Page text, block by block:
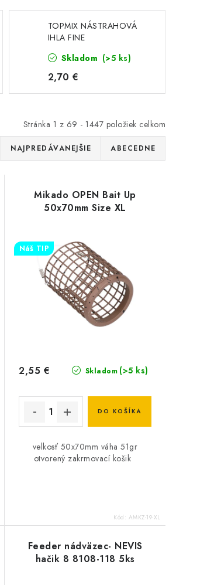
TOPMIX NÁSTRAHOVÁ
IHLA FINE
trň,nástrahovy osteň) -
7MM
Skladom (>5 ks)
2,70 €
Stránka 1 z 69 - 1447 položiek celkom
NAJPREDÁVANEJŠIE ABECEDNE
Mikado OPEN Bait Up
50x70mm Size XL
Náš TIP
Skladom (>5 ks)
2,55 €
DO KOŠÍKA
velkosť 50x70mm váha 51gr
otvorený zakrmovací košik
Kód: AMKZ-19-XL
Feeder nádväzec- NEVIS
hačik 8 8108-118 5ks